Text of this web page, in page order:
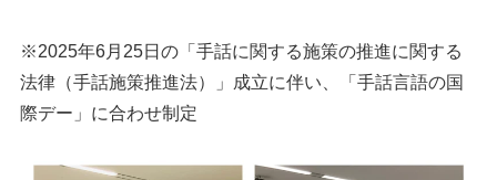
※2025年6月25日の「手話に関する施策の推進に関する
法律（手話施策推進法）」成立に伴い、「手話言語の国
際デー」に合わせ制定